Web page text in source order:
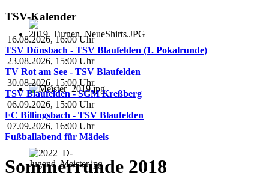
TSV-Kalender
16.08.2026,16:00Uhr
TSV Dünsbach - TSV Blaufelden (1. Pokalrunde)
23.08.2026, 15:00 Uhr
TV Rot am See - TSV Blaufelden
30.08.2026, 15:00 Uhr
TSV Blaufelden - SGM Kreßberg
06.09.2026, 15:00 Uhr
FC Billingsbach - TSV Blaufelden
07.09.2026, 16:00 Uhr
Fußballabend für Mädels
Sommerrunde 2018